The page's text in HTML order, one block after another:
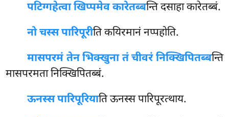
पटिग्गहेत्वा खिप्पमेव कारेतब्बन्ति दसाहा कारेतब्बं.
नो चस्स पारिपूरीति कयिरमानं नप्पहोति.
मासपरमं तेन भिक्खुना तं चीवरं निक्खिपितब्बन्ति
मासपरमता निक्खिपितब्बं.
ऊनस्स पारिपूरियाति ऊनस्स पारिपूरत्थाय.